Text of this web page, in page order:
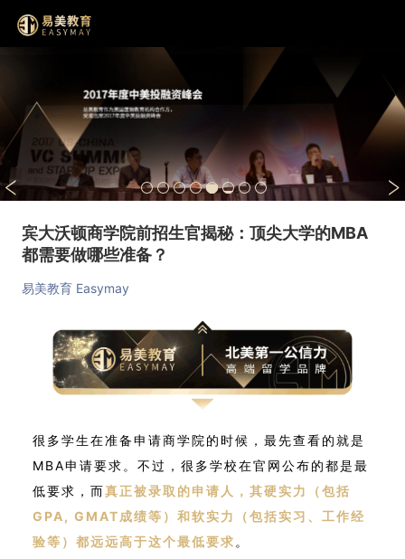
宾大沃顿商学院前招生官揭秘：顶尖大学的MBA
都需要做哪些准备？
易美教育 Easymay
很多学生在准备申请商学院的时候，最先查看的就是
MBA申请要求。不过，很多学校在官网公布的都是最
低要求，而真正被录取的申请人，其硬实力（包括
GPA, GMAT成绩等）和软实力（包括实习、工作经
验等）都远远高于这个最低要求 。